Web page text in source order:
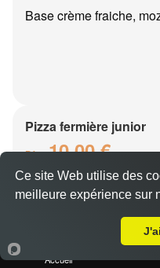
Base crème fraiche,
Pizza fermière junior
Dès10.00 €
Base crème fraîche,
Accueil
Ce site Web utilise des
meilleure expérience sur